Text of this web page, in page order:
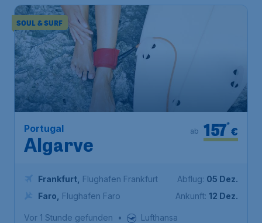
SOUL & SURF
Portugal
Algarve
€
157*
ab
Frankfurt Flughafen Frankfurt
Faro
Flughafen Faro
Abflug: 05 Dez.
Ankunft: 12 Dez.
Vor 1 Stunde gefunden • Lufthansa